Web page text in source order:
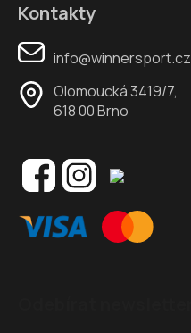
Kontakty
info@winnersport.cz
Olomoucká 3419/7,
618 00 Brno